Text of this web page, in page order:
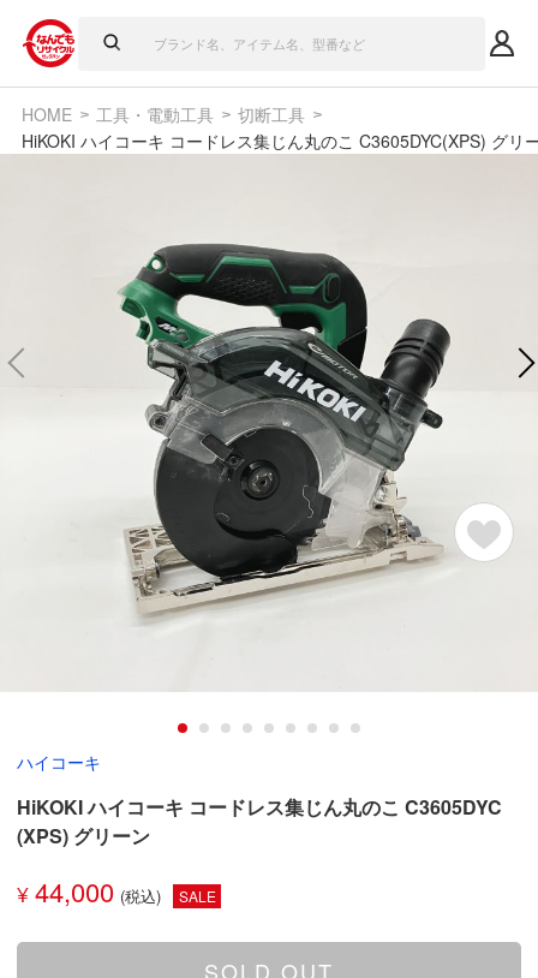
HOME 工具・電動工具
切断工具
HiKOKI ハイコーキ コードレス集じん丸のこ C3605DYC(XPS) グリ
ハイコーキ
HiKOKI ハイコーキ コードレス集じん丸のこ C3605DYC
(XPS) グリーン
¥ 44,000 SALE
SOLD OUT